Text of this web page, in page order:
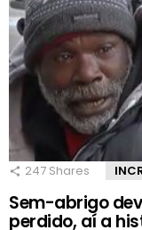
247 Shares
Sem-abrigo
perdido, aí a